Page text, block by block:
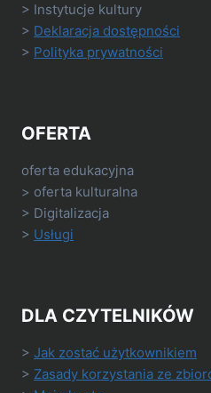
> Instytucje kultury
> Deklaracja dostępności
> Polityka prywatności
OFERTA
oferta edukacyjna
> oferta kulturalna
> Digitalizacja
> Usługi
DLA CZYTELNIKÓW
> Jak zostać użytkownikiem
> Zasady korzystania ze